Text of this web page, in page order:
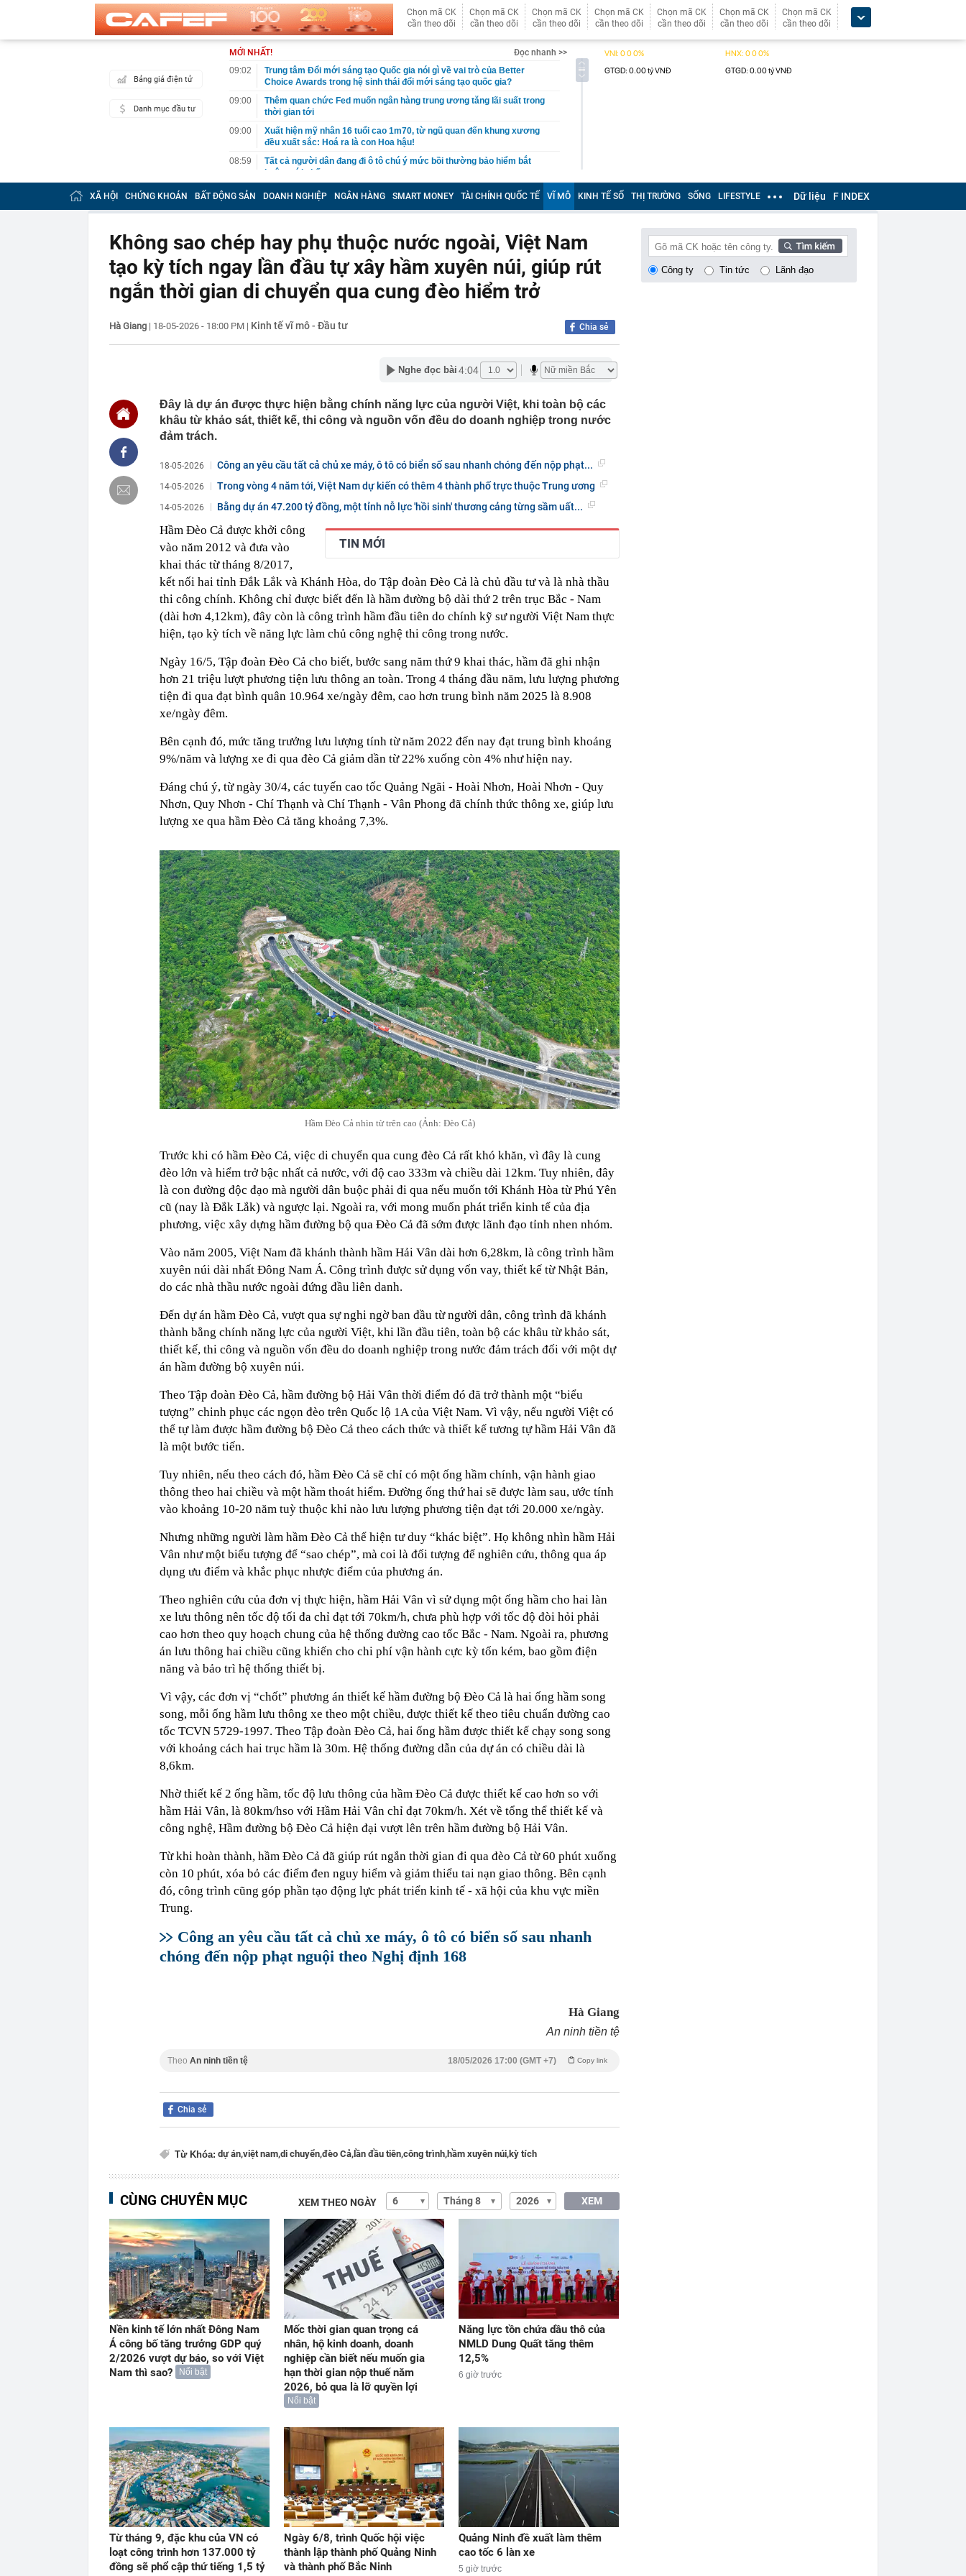
Chọn mã CK
cần theo dõi
Chọn mã CK
cần theo dõi
Chọn mã CK
cần theo dõi
Chọn mã CK
cần theo dõi
Chọn mã CK
cần theo dõi
Chọn mã CK
cần theo dõi
Chọn mã CK
cần theo dõi
Bảng giá điện tử
Danh mục đầu tư
MỚI NHẤT!
Đọc nhanh >>
09:02
Trung tâm Đổi mới sáng tạo Quốc gia nói gì về vai trò của Better
Choice Awards trong hệ sinh thái đổi mới sáng tạo quốc gia?
09:00
Thêm quan chức Fed muốn ngân hàng trung ương tăng lãi suất trong
thời gian tới
09:00
Xuất hiện mỹ nhân 16 tuổi cao 1m70, từ ngũ quan đến khung xương
đều xuất sắc: Hoá ra là con Hoa hậu!
08:59
Tất cả người dân đang đi ô tô chú ý mức bồi thường bảo hiểm bắt
buộc mới nhất
08:58
FPT "bắt tay" OpenAI, khai phá thị trường 240 tỷ USD
08:55
Một công ty 'họ' FPT chốt ngày trả cổ tức tiền mặt 100% ngay tuần này
08:45
Nhà tâm lý học nổi tiếng nói: Nếu EQ của bạn chỉ ở mức trung bình,
khuyên chân thành, hãy cẩn trọng khi tiếp xúc với nhóm người này!
08:44
Người dưới 35 tuổi đang đồng loạt cắt 6 khoản chi này: Sau 10 năm
biến động, họ nhận ra phần lớn đều không cần thiết
Samsung sở hữu rất nhiều tính năng ẩn
Năng lực tồn chứa dầu thô của NMLD Dung Quất tăng thêm 12,5%
cung: 20.000 lượt khách/ 4 ngày, và cỗ máy kinh doanh giấu sau lớp
lông trắng
08:25
Cristiano Ronaldo khoe khéo garage triệu USD: Toàn siêu phẩm giới
hạn, quy tụ dàn Bugatti và Ferrari đắt đỏ
08:12
Vĩnh Long chi hơn 332.000 tỷ đồng để làm điều đặc biệt này
08:12
Căn nhà ở quê của Công Vinh
08:12
Một người có 4 thói quen này chứng tỏ EQ của họ rất thấp mà không
hề nhận ra
08:11
Quảng Ninh đề xuất làm tuyến cao tốc dài 55 km kết nối tới siêu dự án
hơn 235.000 tỷ đồng
Một lần nữa, Nga lại khiến thế giới choáng ngợp vì những gì họ có thể
tạo ra
XÃ HỘI CHỨNG KHOÁN BẤT ĐỘNG SẢN DOANH NGHIỆP NGÂN HÀNG SMART MONEY TÀI CHÍNH QUỐC TẾ VĨ MÔ KINH TẾ SỐ THỊ TRƯỜNG SỐNG LIFESTYLE Dữ liệu F INDEX
Không sao chép hay phụ thuộc nước ngoài, Việt Nam
tạo kỳ tích ngay lần đầu tự xây hầm xuyên núi, giúp rút
ngắn thời gian di chuyển qua cung đèo hiểm trở
Hà Giang | 18-05-2026 - 18:00 PM | Kinh tế vĩ mô - Đầu tư Chia sẻ
Nghe đọc bài 4:04
Đây là dự án được thực hiện bằng chính năng lực của người Việt, khi toàn bộ các
khâu từ khảo sát, thiết kế, thi công và nguồn vốn đều do doanh nghiệp trong nước
đảm trách.
18-05-2026 Công an yêu cầu tất cả chủ xe máy, ô tô có biển số sau nhanh chóng đến nộp phạt...
14-05-2026 Trong vòng 4 năm tới, Việt Nam dự kiến có thêm 4 thành phố trực thuộc Trung ương
14-05-2026 Bằng dự án 47.200 tỷ đồng, một tỉnh nỗ lực 'hồi sinh' thương cảng từng sầm uất...
TIN MỚI
Hầm Đèo Cả được khởi công
vào năm 2012 và đưa vào
khai thác từ tháng 8/2017,
kết nối hai tỉnh Đắk Lắk và Khánh Hòa, do Tập đoàn Đèo Cả là chủ đầu tư và là nhà thầu
thi công chính. Không chỉ được biết đến là hầm đường bộ dài thứ 2 trên trục Bắc - Nam
(dài hơn 4,12km), đây còn là công trình hầm đầu tiên do chính kỹ sư người Việt Nam thực
hiện, tạo kỳ tích về năng lực làm chủ công nghệ thi công trong nước.
Ngày 16/5, Tập đoàn Đèo Cả cho biết, bước sang năm thứ 9 khai thác, hầm đã ghi nhận
hơn 21 triệu lượt phương tiện lưu thông an toàn. Trong 4 tháng đầu năm, lưu lượng phương
tiện đi qua đạt bình quân 10.964 xe/ngày đêm, cao hơn trung bình năm 2025 là 8.908
xe/ngày đêm.
Bên cạnh đó, mức tăng trưởng lưu lượng tính từ năm 2022 đến nay đạt trung bình khoảng
9%/năm và lượng xe đi qua đèo Cả giảm dần từ 22% xuống còn 4% như hiện nay.
Đáng chú ý, từ ngày 30/4, các tuyến cao tốc Quảng Ngãi - Hoài Nhơn, Hoài Nhơn - Quy
Nhơn, Quy Nhơn - Chí Thạnh và Chí Thạnh - Vân Phong đã chính thức thông xe, giúp lưu
lượng xe qua hầm Đèo Cả tăng khoảng 7,3%.
Hầm Đèo Cả nhìn từ trên cao (Ảnh: Đèo Cả)
Trước khi có hầm Đèo Cả, việc di chuyển qua cung đèo Cả rất khó khăn, vì đây là cung
đèo lớn và hiểm trở bậc nhất cả nước, với độ cao 333m và chiều dài 12km. Tuy nhiên, đây
là con đường độc đạo mà người dân buộc phải đi qua nếu muốn tới Khánh Hòa từ Phú Yên
cũ (nay là Đắk Lắk) và ngược lại. Ngoài ra, với mong muốn phát triển kinh tế của địa
phương, việc xây dựng hầm đường bộ qua Đèo Cả đã sớm được lãnh đạo tỉnh nhen nhóm.
Vào năm 2005, Việt Nam đã khánh thành hầm Hải Vân dài hơn 6,28km, là công trình hầm
xuyên núi dài nhất Đông Nam Á. Công trình được sử dụng vốn vay, thiết kế từ Nhật Bản,
do các nhà thầu nước ngoài đứng đầu liên danh.
Đến dự án hầm Đèo Cả, vượt qua sự nghi ngờ ban đầu từ người dân, công trình đã khánh
thành bằng chính năng lực của người Việt, khi lần đầu tiên, toàn bộ các khâu từ khảo sát,
thiết kế, thi công và nguồn vốn đều do doanh nghiệp trong nước đảm trách đối với một dự
án hầm đường bộ xuyên núi.
Theo Tập đoàn Đèo Cả, hầm đường bộ Hải Vân thời điểm đó đã trở thành một “biểu
tượng” chinh phục các ngọn đèo trên Quốc lộ 1A của Việt Nam. Vì vậy, nếu người Việt có
thể tự làm được hầm đường bộ Đèo Cả theo cách thức và thiết kế tương tự hầm Hải Vân đã
là một bước tiến.
Tuy nhiên, nếu theo cách đó, hầm Đèo Cả sẽ chỉ có một ống hầm chính, vận hành giao
thông theo hai chiều và một hầm thoát hiểm. Đường ống thứ hai sẽ được làm sau, ước tính
vào khoảng 10-20 năm tuỳ thuộc khi nào lưu lượng phương tiện đạt tới 20.000 xe/ngày.
Nhưng những người làm hầm Đèo Cả thể hiện tư duy “khác biệt”. Họ không nhìn hầm Hải
Vân như một biểu tượng để “sao chép”, mà coi là đối tượng để nghiên cứu, thông qua áp
dụng ưu điểm và khắc phục nhược điểm của phương án.
Theo nghiên cứu của đơn vị thực hiện, hầm Hải Vân vì sử dụng một ống hầm cho hai làn
xe lưu thông nên tốc độ tối đa chỉ đạt tới 70km/h, chưa phù hợp với tốc độ đòi hỏi phải
cao hơn theo quy hoạch chung của hệ thống đường cao tốc Bắc - Nam. Ngoài ra, phương
án lưu thông hai chiều cũng khiến cho chi phí vận hành cực kỳ tốn kém, bao gồm điện
năng và bảo trì hệ thống thiết bị.
Vì vậy, các đơn vị “chốt” phương án thiết kế hầm đường bộ Đèo Cả là hai ống hầm song
song, mỗi ống hầm lưu thông xe theo một chiều, được thiết kế theo tiêu chuẩn đường cao
tốc TCVN 5729-1997. Theo Tập đoàn Đèo Cả, hai ống hầm được thiết kế chạy song song
với khoảng cách hai trục hầm là 30m. Hệ thống đường dẫn của dự án có chiều dài là
8,6km.
Nhờ thiết kế 2 ống hầm, tốc độ lưu thông của hầm Đèo Cả được thiết kế cao hơn so với
hầm Hải Vân, là 80km/hso với Hầm Hải Vân chỉ đạt 70km/h. Xét về tổng thể thiết kế và
công nghệ, Hầm đường bộ Đèo Cả hiện đại vượt lên trên hầm đường bộ Hải Vân.
Từ khi hoàn thành, hầm Đèo Cả đã giúp rút ngắn thời gian đi qua đèo Cả từ 60 phút xuống
còn 10 phút, xóa bỏ các điểm đen nguy hiểm và giảm thiểu tai nạn giao thông. Bên cạnh
đó, công trình cũng góp phần tạo động lực phát triển kinh tế - xã hội của khu vực miền
Trung.
Công an yêu cầu tất cả chủ xe máy, ô tô có biển số sau nhanh
chóng đến nộp phạt nguội theo Nghị định 168
Hà Giang
An ninh tiền tệ
Theo An ninh tiền tệ Copy link
18/05/2026 17:00 (GMT +7)
Chia sẻ
Từ Khóa: dự án,việt nam,di chuyển,đèo Cả,lần đầu tiên,công trình,hầm xuyên núi,kỳ tích
CÙNG CHUYÊN MỤC XEM THEO NGÀY XEM
Nền kinh tế lớn nhất Đông Nam
Á công bố tăng trưởng GDP quý
2/2026 vượt dự báo, so với Việt
Nam thì sao?
Nổi bật
Mốc thời gian quan trọng cá
nhân, hộ kinh doanh, doanh
nghiệp cần biết nếu muốn gia
hạn thời gian nộp thuế năm
2026, bỏ qua là lỡ quyền lợi
Nổi bật
Năng lực tồn chứa dầu thô của
NMLD Dung Quất tăng thêm
12,5%
6 giờ trước
Từ tháng 9, đặc khu của VN có
loạt công trình hơn 137.000 tỷ
đồng sẽ phổ cập thứ tiếng 1,5 tỷ
Ngày 6/8, trình Quốc hội việc
thành lập thành phố Quảng Ninh
và thành phố Bắc Ninh
Quảng Ninh đề xuất làm thêm
cao tốc 6 làn xe
5 giờ trước
Công ty Tin tức Lãnh đạo